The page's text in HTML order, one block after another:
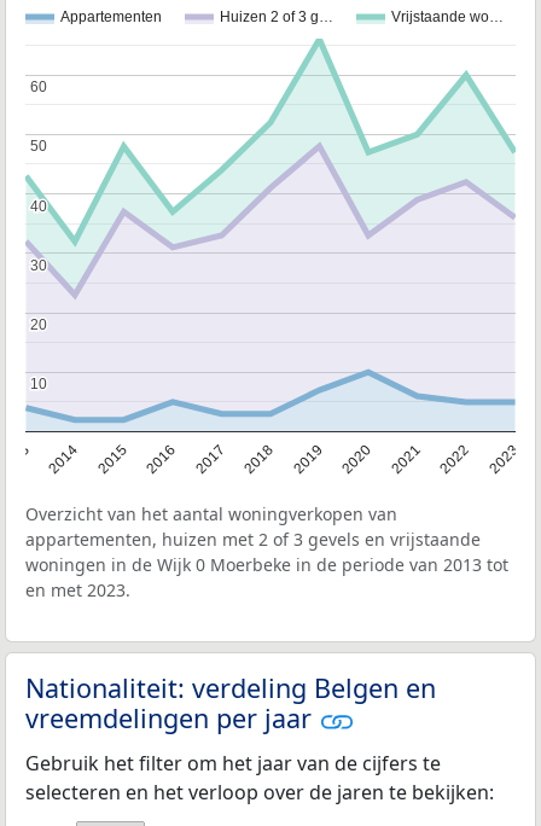
Appartementen Huizen 2 of 3 g… Vrijstaande wo…
2014 2015 2016 2017 2018 2019 2020 2021 2022 2023
10
10
20
20
30
30
40
40
50
50
60
60
Overzicht van het aantal woningverkopen van
appartementen, huizen met 2 of 3 gevels en vrijstaande
woningen in de Wijk 0 Moerbeke in de periode van 2013 tot
en met 2023.
Nationaliteit: verdeling Belgen en
vreemdelingen per jaar
Gebruik het filter om het jaar van de cijfers te
selecteren en het verloop over de jaren te bekijken: